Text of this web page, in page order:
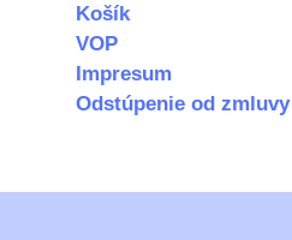
Košík
VOP
Impresum
Odstúpenie od zmluvy